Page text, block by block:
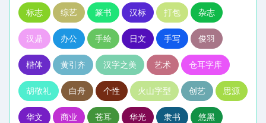
标志 综艺 篆书 汉标 打包 杂志
汉鼎 办公 手绘 日文 手写 俊羽
楷体 黄引齐 汉字之美 艺术 仓耳字库
胡敬礼 白舟 个性 火山字型 创艺 思源
华文 商业 苍耳 华光 隶书 悠黑